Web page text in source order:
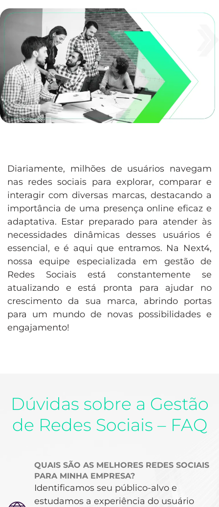
Diariamente, milhões de usuários navegam
nas redes sociais para explorar, comparar e
interagir com diversas marcas, destacando a
importância de uma presença online eficaz e
adaptativa. Estar preparado para atender às
necessidades dinâmicas desses usuários é
essencial, e é aqui que entramos. Na Next4,
nossa equipe especializada em gestão de
Redes Sociais está constantemente se
atualizando e está pronta para ajudar no
crescimento da sua marca, abrindo portas
para um mundo de novas possibilidades e
engajamento!
Dúvidas sobre a Gestão
de Redes Sociais – FAQ
QUAIS SÃO AS MELHORES REDES SOCIAIS
PARA MINHA EMPRESA?
Identificamos seu público-alvo e
estudamos a experiência do usuário